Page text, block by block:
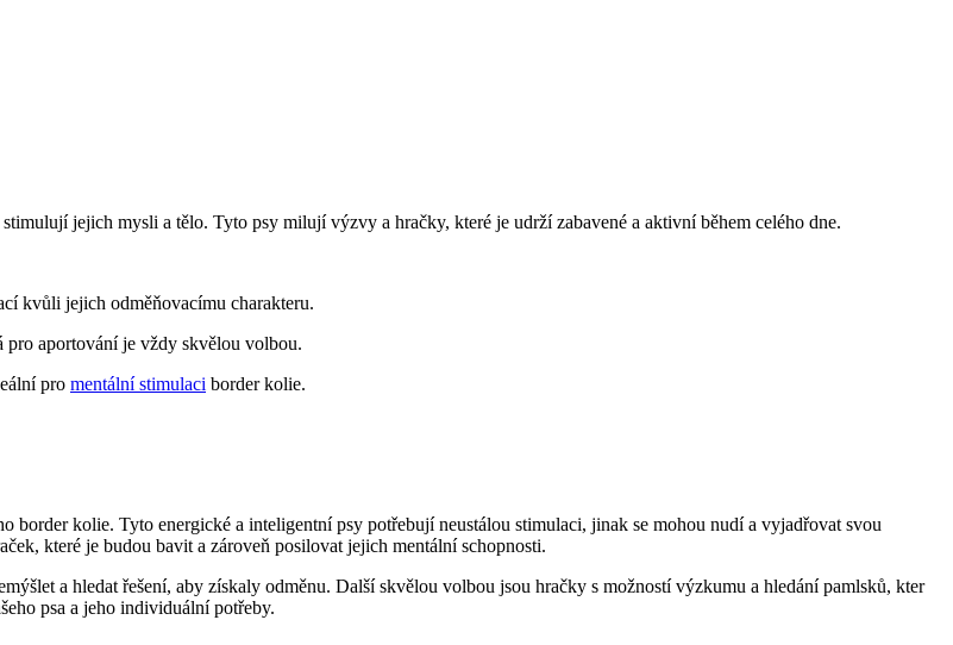
jejich⁢ mysli a tělo. Tyto psy milují ⁣výzvy a hračky,⁤ které je udrží ​zabavené a⁢ aktivní během‌ celého dne.
kvůli jejich odměňovacímu charakteru.
pro ‌aportování ⁢je vždy skvělou volbou.
‌pro mentální stimulaci ⁤border kolie.
border kolie. Tyto energické a inteligentní psy potřebují neustálou stimulaci,‌ jinak se mohou nudí ⁢a ⁤vyjadřovat svou
které je budou bavit⁤ a‌ zároveň ⁤posilovat jejich mentální schopnosti.
⁣a hledat řešení, aby⁣ získaly ⁣odměnu. ⁢Další skvělou volbou jsou hračky s⁤ možností výzkumu a hledání pamlsků, kter
psa a jeho individuální‍ potřeby.